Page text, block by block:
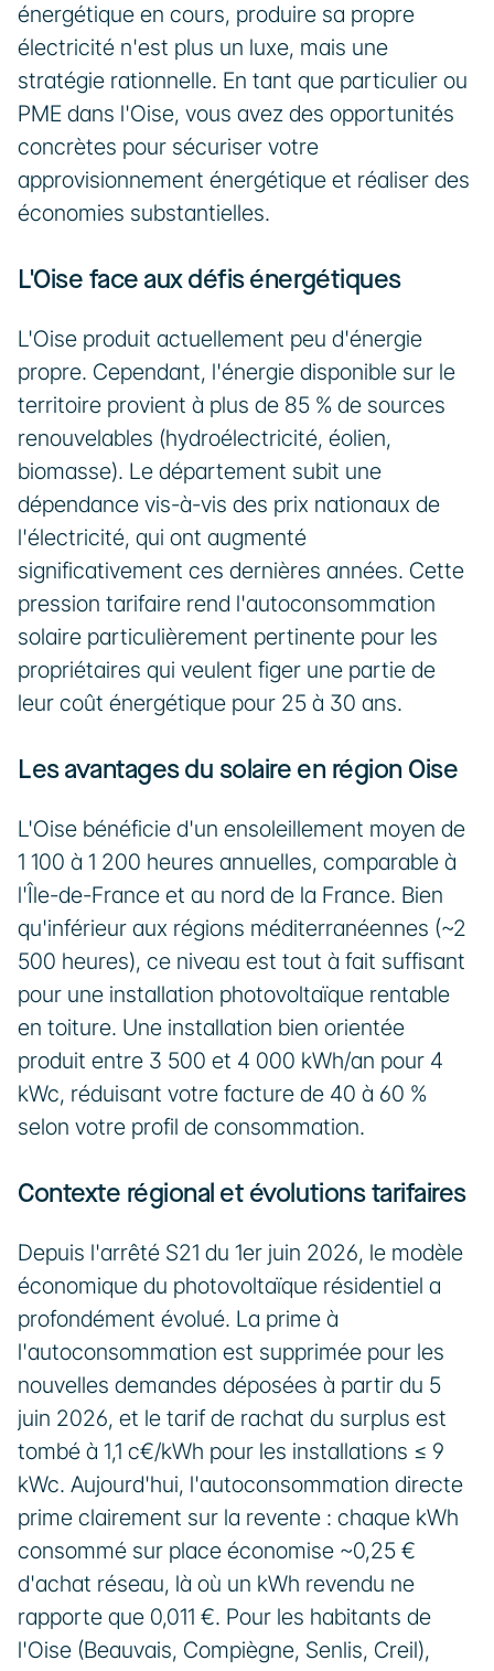
énergétique en cours, produire sa propre
électricité n'est plus un luxe, mais une
stratégie rationnelle. En tant que particulier ou
PME dans l'Oise, vous avez des opportunités
concrètes pour sécuriser votre
approvisionnement énergétique et réaliser des
économies substantielles.
L'Oise face aux défis énergétiques
L'Oise produit actuellement peu d'énergie
propre. Cependant, l'énergie disponible sur le
territoire provient à plus de 85 % de sources
renouvelables (hydroélectricité, éolien,
biomasse). Le département subit une
dépendance vis-à-vis des prix nationaux de
l'électricité, qui ont augmenté
significativement ces dernières années. Cette
pression tarifaire rend l'autoconsommation
solaire particulièrement pertinente pour les
propriétaires qui veulent figer une partie de
leur coût énergétique pour 25 à 30 ans.
Les avantages du solaire en région Oise
L'Oise bénéficie d'un ensoleillement moyen de
1 100 à 1 200 heures annuelles, comparable à
l'Île-de-France et au nord de la France. Bien
qu'inférieur aux régions méditerranéennes (~2
500 heures), ce niveau est tout à fait suffisant
pour une installation photovoltaïque rentable
en toiture. Une installation bien orientée
produit entre 3 500 et 4 000 kWh/an pour 4
kWc, réduisant votre facture de 40 à 60 %
selon votre profil de consommation.
Contexte régional et évolutions tarifaires
Depuis l'arrêté S21 du 1er juin 2026, le modèle
économique du photovoltaïque résidentiel a
profondément évolué. La prime à
l'autoconsommation est supprimée pour les
nouvelles demandes déposées à partir du 5
juin 2026, et le tarif de rachat du surplus est
tombé à 1,1 c€/kWh pour les installations ≤ 9
kWc. Aujourd'hui, l'autoconsommation directe
prime clairement sur la revente : chaque kWh
consommé sur place économise ~0,25 €
d'achat réseau, là où un kWh revendu ne
rapporte que 0,011 €. Pour les habitants de
l'Oise (Beauvais, Compiègne, Senlis, Creil),